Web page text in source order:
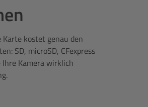
kostet genau den
SD, microSD, CFexpress
Ihre Kamera wirklich